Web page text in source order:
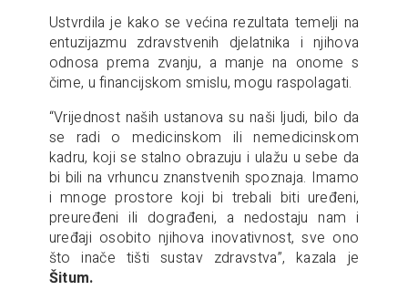
Ustvrdila je kako se većina rezultata temelji na
entuzijazmu zdravstvenih djelatnika i njihova
odnosa prema zvanju, a manje na onome s
čime, u financijskom smislu, mogu raspolagati.
“Vrijednost naših ustanova su naši ljudi, bilo da
se radi o medicinskom ili nemedicinskom
kadru, koji se stalno obrazuju i ulažu u sebe da
bi bili na vrhuncu znanstvenih spoznaja. Imamo
i mnoge prostore koji bi trebali biti uređeni,
preuređeni ili dograđeni, a nedostaju nam i
uređaji osobito njihova inovativnost, sve ono
što inače tišti sustav zdravstva”, kazala je
Šitum.